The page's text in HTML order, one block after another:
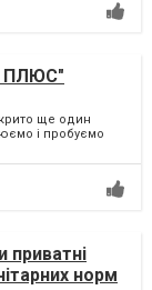
ПЛЮС"
ще один
і пробуємо
приватні
норм